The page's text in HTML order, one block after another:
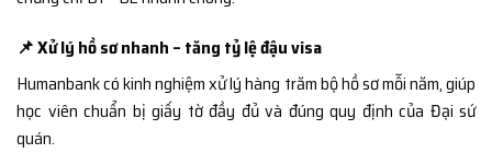
📌 Xử lý hồ sơ nhanh – tăng tỷ lệ đậu visa
Humanbank có kinh nghiệm xử lý hàng trăm bộ hồ sơ mỗi năm, giúp
học viên chuẩn bị giấy tờ đầy đủ và đúng quy định của Đại sứ
quán.